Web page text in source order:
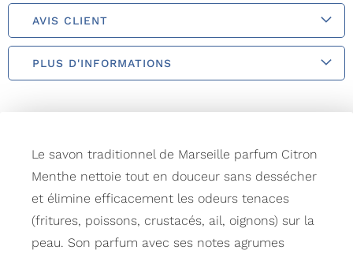
AVIS CLIENT
PLUS D'INFORMATIONS
Le savon traditionnel de Marseille parfum Citron
Menthe nettoie tout en douceur sans dessécher
et élimine efficacement les odeurs tenaces
(fritures, poissons, crustacés, ail, oignons) sur la
peau. Son parfum avec ses notes agrumes